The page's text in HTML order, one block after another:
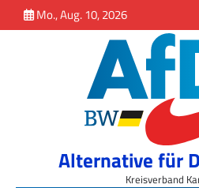
springen
to
Mo., Aug. 10, 2026
Alternative für
Kreisverband